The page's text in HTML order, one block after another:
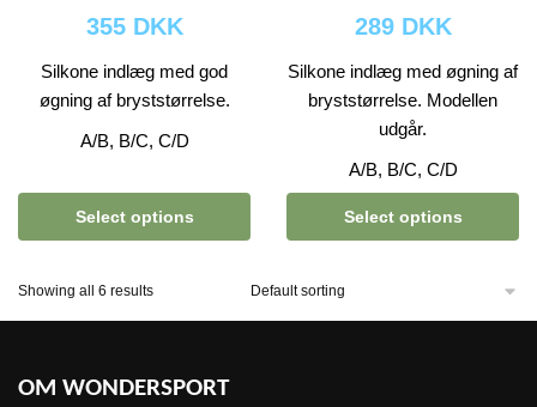
355 DKK
Silkone indlæg med god
øgning af bryststørrelse.
A/B, B/C, C/D
Select options
289 DKK
Silkone indlæg med øgning af
bryststørrelse. Modellen
udgår.
A/B, B/C, C/D
Select options
Showing all 6 results
OM WONDERSPORT